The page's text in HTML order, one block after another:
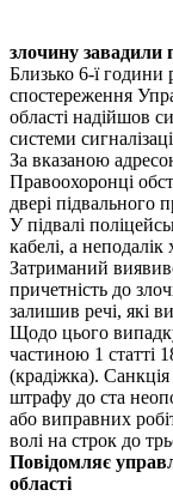
злочину завадили
Близько 6-ї години
спостереження
області надійшов
системи
За вказаною
Правоохоронці
двері підвального
У підвалі
кабелі, а
Затриманий
причетність до
залишив речі, які
Щодо цього
частиною 1 статті
(крадіжка). Санкція
штрафу до ста
або виправних
волі на строк до
Повідомляє
області